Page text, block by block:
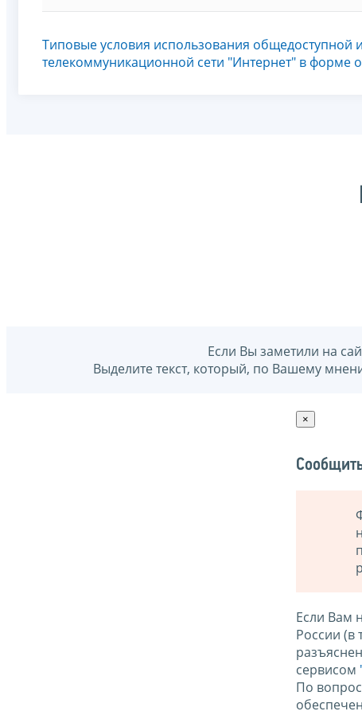
Типовые условия использования
телекоммуникационной сети "Интернет" в форме
Если Вы заметили на
Выделите текст, который, по Вашему
×
Если Вам
России (в
сервисом
По